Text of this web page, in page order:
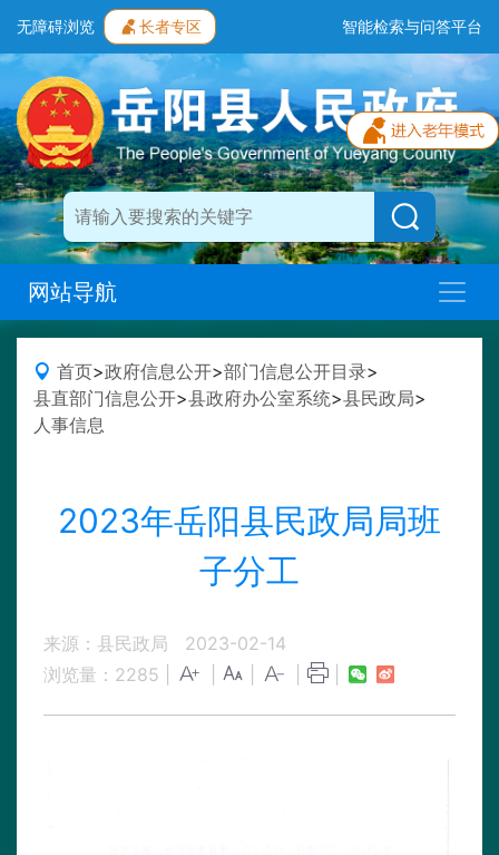
无障碍浏览 长者专区 智能检索与问答平台
网站导航
首页>政府信息公开>部门信息公开目录>
县直部门信息公开>县政府办公室系统>县民政局>
人事信息
2023年岳阳县民政局局班
子分工
来源：县民政局
2023-02-14
浏览量： 2285